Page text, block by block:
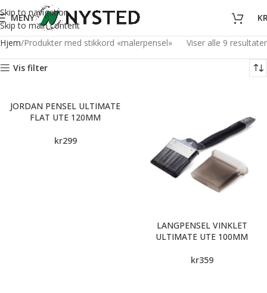
Skip to navigation
Skip to main content
MENY
Hjem Produkter med stikkord «malerpensel» Viser alle 9 resultater
Vis filter
JORDAN PENSEL ULTIMATE
FLAT UTE 120MM
kr299
LANGPENSEL VINKLET
ULTIMATE UTE 100MM
kr359